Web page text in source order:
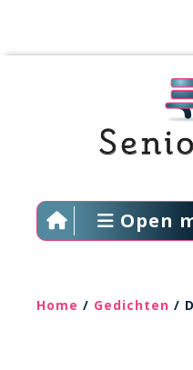
Open
Home / Gedichten /